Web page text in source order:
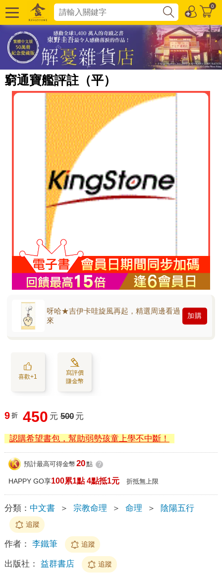
0
窮通寶艦評註（平）
呀哈★吉伊卡哇旋風再起，精選周邊看過
來
加購
喜歡+1
寫評價
賺金幣
9 折 450 元 500 元
認購希望書包，幫助弱勢孩童上學不中斷！
預計最高可得金幣 20點 ?
HAPPY GO享100累1點 4點抵1元 折抵無上限
分類： 中文書 ＞ 宗教命理 ＞ 命理 ＞ 陰陽五行
追蹤
作者： 李鐵筆 追蹤
出版社： 益群書店 追蹤